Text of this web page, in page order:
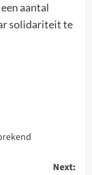
aantal
solidariteit te
Next: